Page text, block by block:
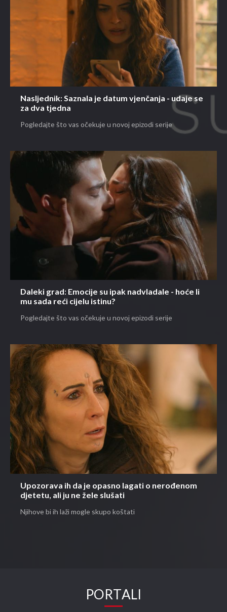
Nasljednik: Saznala je datum vjenčanja - udaje se
za dva tjedna
Pogledajte što vas očekuje u novoj epizodi serije
Daleki grad: Emocije su ipak nadvladale - hoće li
mu sada reći cijelu istinu?
Pogledajte što vas očekuje u novoj epizodi serije
Upozorava ih da je opasno lagati o nerođenom
djetetu, ali ju ne žele slušati
Njihove bi ih laži mogle skupo koštati
PORTALI